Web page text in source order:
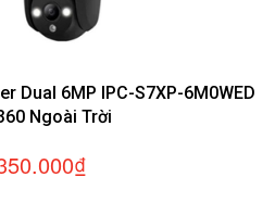
Dual 6MP IPC-S7XP-6M0WED
Ngoài Trời